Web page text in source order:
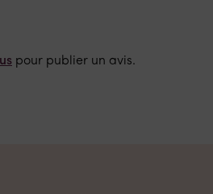
pour publier un avis.